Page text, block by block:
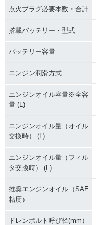
点火プラグ必要本数・合計
搭載バッテリー・型式
バッテリー容量
エンジン潤滑方式
エンジンオイル容量※全容
量 (L)
エンジンオイル量（オイル
交換時） (L)
エンジンオイル量（フィル
タ交換時） (L)
推奨エンジンオイル（SAE
粘度）
ドレンボルト呼び径(mm）